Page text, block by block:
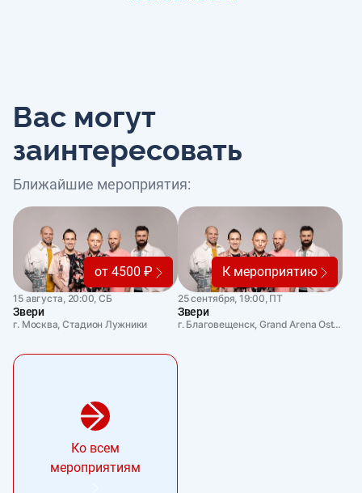
Вас могут
заинтересовать
Ближайшие мероприятия:
от 4500 ₽
15 августа, 20:00, СБ
Звери
г. Москва, Стадион Лужники
К мероприятию
25 сентября, 19:00, ПТ
Звери
г. Благовещенск, Grand Arena Ostrova
Ко всем
мероприятиям